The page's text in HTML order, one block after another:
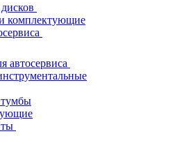
комплектующие
автосервиса